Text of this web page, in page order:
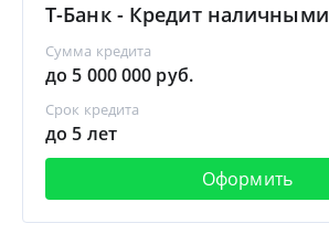
Т-Банк - Кредит наличными
Сумма кредита
до 5 000 000 руб.
Срок кредита
до 5 лет
Оформить